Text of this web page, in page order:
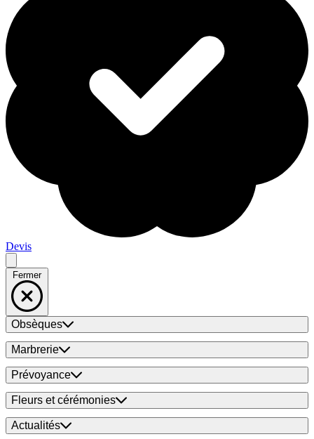
Devis
Fermer
Obsèques
Marbrerie
Prévoyance
Fleurs et cérémonies
Actualités